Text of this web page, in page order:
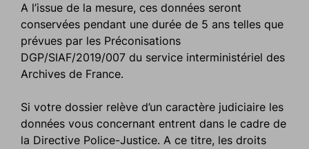
A l’issue de la mesure, ces données seront
conservées pendant une durée de 5 ans telles que
prévues par les Préconisations
DGP/SIAF/2019/007 du service interministériel des
Archives de France.
Si votre dossier relève d’un caractère judiciaire les
données vous concernant entrent dans le cadre de
la Directive Police-Justice. A ce titre, les droits